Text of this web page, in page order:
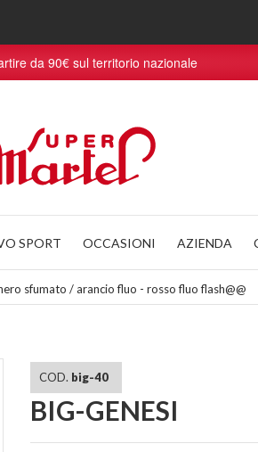
da 90€ sul territorio nazionale
SPORT OCCASIONI AZIENDA
sfumato / arancio fluo - rosso fluo flash@@
COD. big-40
BIG-GENESI